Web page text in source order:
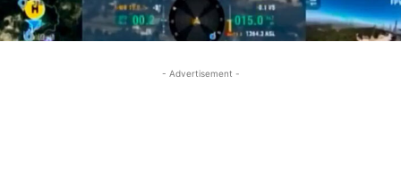
- Advertisement -